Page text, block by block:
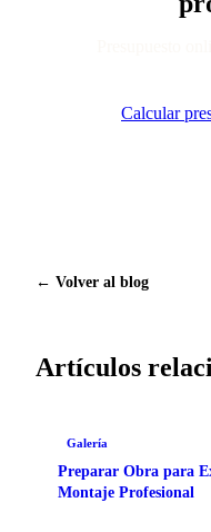
Calcular
← Volver al blog
Artículos
Galería
Preparar Obra para
Montaje Profesional